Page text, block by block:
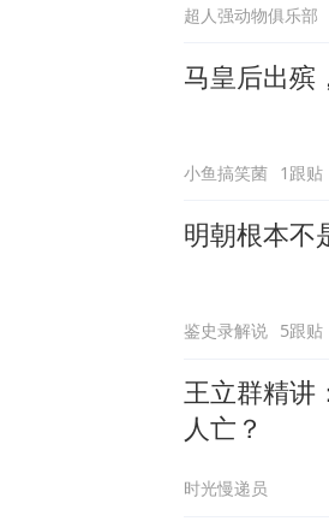
超人强动物俱乐部
马皇后出殡
小鱼搞笑菌 1跟贴
明朝根本不
鉴史录解说 5跟贴
王立群精讲
人亡？
时光慢递员